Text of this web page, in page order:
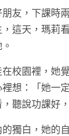
友，下課時
這天，瑪莉
校園裡，她
想：「她一
聽說功課好
獨白，她的